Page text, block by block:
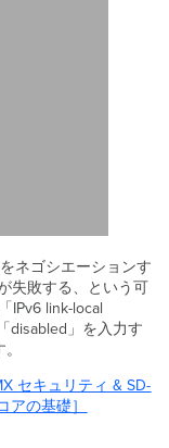
ネゴシエーションす
失敗する、という可
IPv6 link-local
disabled」を入力す
セキュリティ & SD-
アの基礎］